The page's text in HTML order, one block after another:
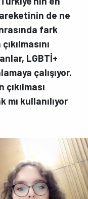
de ne
fark
LGBTİ+
çalışıyor.
mı kullanılıyor